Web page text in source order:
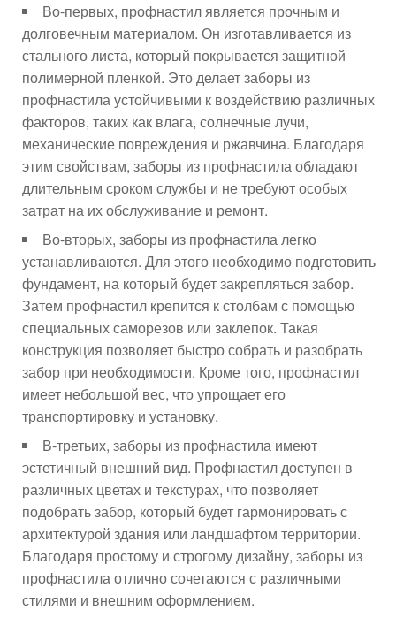
Во-первых, профнастил является прочным и
долговечным материалом. Он изготавливается из
стального листа, который покрывается защитной
полимерной пленкой. Это делает заборы из
профнастила устойчивыми к воздействию различных
факторов, таких как влага, солнечные лучи,
механические повреждения и ржавчина. Благодаря
этим свойствам, заборы из профнастила обладают
длительным сроком службы и не требуют особых
затрат на их обслуживание и ремонт.
Во-вторых, заборы из профнастила легко
устанавливаются. Для этого необходимо подготовить
фундамент, на который будет закрепляться забор.
Затем профнастил крепится к столбам с помощью
специальных саморезов или заклепок. Такая
конструкция позволяет быстро собрать и разобрать
забор при необходимости. Кроме того, профнастил
имеет небольшой вес, что упрощает его
транспортировку и установку.
В-третьих, заборы из профнастила имеют
эстетичный внешний вид. Профнастил доступен в
различных цветах и текстурах, что позволяет
подобрать забор, который будет гармонировать с
архитектурой здания или ландшафтом территории.
Благодаря простому и строгому дизайну, заборы из
профнастила отлично сочетаются с различными
стилями и внешним оформлением.